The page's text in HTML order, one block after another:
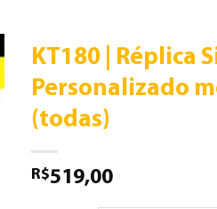
KT180 | Réplica
Personalizado
(todas)
R$519,00